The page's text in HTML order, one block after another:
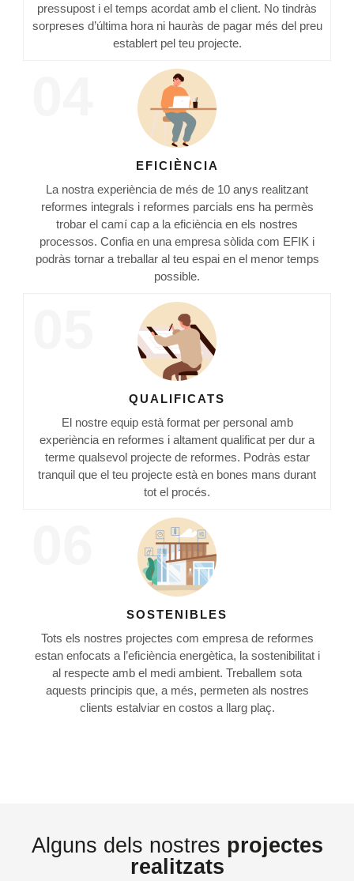
pressupost i el temps acordat amb el client. No tindràs
sorpreses d’última hora ni hauràs de pagar més del preu
establert pel teu projecte.
EFICIÈNCIA
La nostra experiència de més de 10 anys realitzant
reformes integrals i reformes parcials ens ha permès
trobar el camí cap a la eficiència en els nostres
processos. Confia en una empresa sòlida com EFIK i
podràs tornar a treballar al teu espai en el menor temps
possible.
QUALIFICATS
El nostre equip està format per personal amb
experiència en reformes i altament qualificat per dur a
terme qualsevol projecte de reformes. Podràs estar
tranquil que el teu projecte està en bones mans durant
tot el procés.
SOSTENIBLES
Tots els nostres projectes com empresa de reformes
estan enfocats a l’eficiència energètica, la sostenibilitat i
al respecte amb el medi ambient. Treballem sota
aquests principis que, a més, permeten als nostres
clients estalviar en costos a llarg plaç.
Alguns dels nostres projectes
realitzats